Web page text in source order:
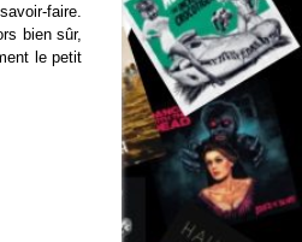
faire.
bien sûr,
le petit